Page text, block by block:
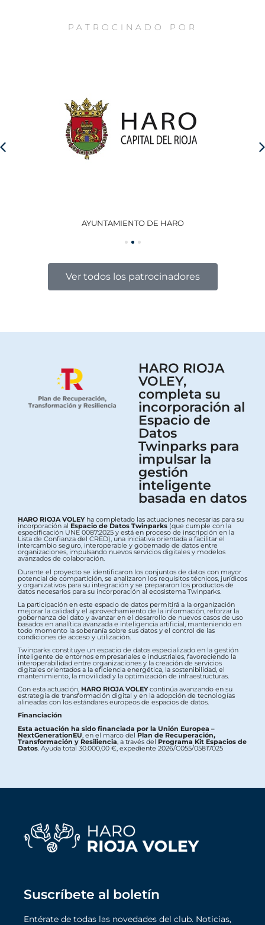
PATROCINADO POR
AYUNTAMIENTO DE HARO
Ver todos los patrocinadores
HARO RIOJA
VOLEY,
completa su
incorporación al
Espacio de
Datos
Twinparks para
impulsar la
gestión
inteligente
basada en datos
HARO RIOJA VOLEYha completado las actuaciones necesarias para su
incorporación al Espacio de Datos Twinparks (que cumple con la
especificación UNE 0087:2025 y está en proceso de inscripción en la
Lista de Confianza del CRED), una iniciativa orientada a facilitar el
intercambio seguro, interoperable y gobernado de datos entre
organizaciones, impulsando nuevos servicios digitales y modelos
avanzados de colaboración.
Durante el proyecto se identificaron los conjuntos de datos con mayor
potencial de compartición, se analizaron los requisitos técnicos, jurídicos
y organizativos para su integración y se prepararon los productos de
datos necesarios para su incorporación al ecosistema Twinparks.
La participación en este espacio de datos permitirá a la organización
mejorar la calidad y el aprovechamiento de la información, reforzar la
gobernanza del dato y avanzar en el desarrollo de nuevos casos de uso
basados en analítica avanzada e inteligencia artificial, manteniendo en
todo momento la soberanía sobre sus datos y el control de las
condiciones de acceso y utilización.
Twinparks constituye un espacio de datos especializado en la gestión
inteligente de entornos empresariales e industriales, favoreciendo la
interoperabilidad entre organizaciones y la creación de servicios
digitales orientados a la eficiencia energética, la sostenibilidad, el
mantenimiento, la movilidad y la optimización de infraestructuras.
Con esta actuación, HARO RIOJA VOLEYcontinúa avanzando en su
estrategia de transformación digital y en la adopción de tecnologías
alineadas con los estándares europeos de espacios de datos.
Financiación
Esta actuación ha sido financiada por la Unión Europea –
NextGenerationEU , en el marco delPlan de Recuperación,
Transformación y Resiliencia , a través del Programa Kit Espacios de
Datos . Ayuda total 30.000,00 €, expediente 2026/C055/05817025
Suscríbete al boletín
Entérate de todas las novedades del club. Noticias,